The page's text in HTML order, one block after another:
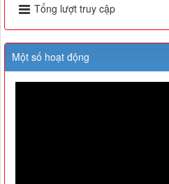
Tổng lượt truy cập
Một số hoạt động